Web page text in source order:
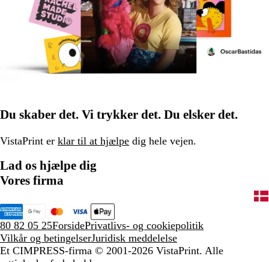
Du skaber det. Vi trykker det. Du elsker det.
VistaPrint er klar til at hjælpe dig hele vejen.
Lad os hjælpe dig
Vores firma
80 82 05 25ForsidePrivatlivs- og cookiepolitik
Vilkår og betingelserJuridisk meddelelse
Et CIMPRESS-firma © 2001-2026 VistaPrint. Alle